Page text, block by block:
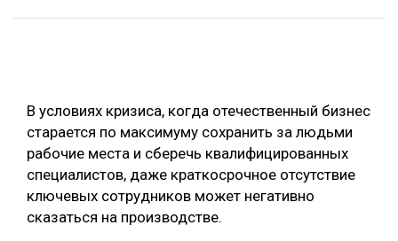
ЛЕСОЗАГОТОВКА
БИОЭНЕРГЕТИКА
ЛЕСОВОССТАНОВЛЕНИЕ И ЗАЩИТА
ЛОГИСТИКА
ПРОИЗВОДСТВО ДРЕВЕСНЫХ ПЛИТ
ТЕМАТИЧЕСКИЕ ПРОЕКТЫ
ПОДБОРКИ СТАТЕЙ
В условиях кризиса, когда отечественный бизнес
старается по максимуму сохранить за людьми
рабочие места и сберечь квалифицированных
специалистов, даже краткосрочное отсутствие
ключевых сотрудников может негативно
сказаться на производстве.